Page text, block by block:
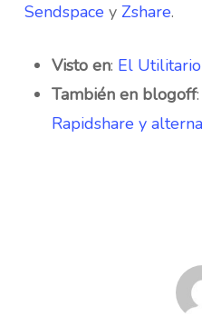
Sendspace y Zshare.
Visto en: El Utilitario
También en blogoff:
Rapidshare y